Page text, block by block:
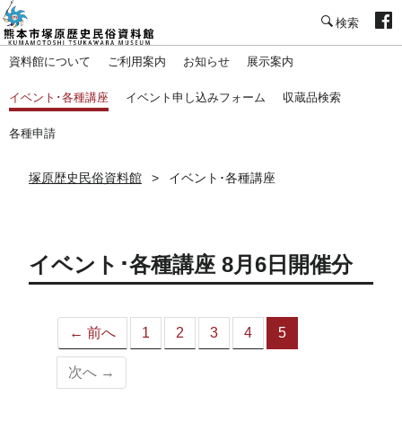
資料館について ご利用案内 お知らせ 展示案内
イベント･各種講座 イベント申し込みフォーム 収蔵品検索
各種申請
塚原歴史民俗資料館 イベント･各種講座
イベント･各種講座 8月6日開催分
← 前へ 1 2 3 4 5
次へ →